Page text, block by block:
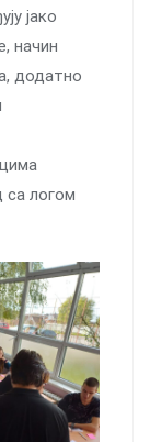
јако
начин
додатно
са логом